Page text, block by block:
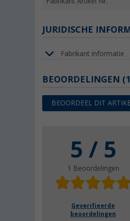
JURIDISCHE
Fabrikant informatie
BEOORDELINGEN
BEOORDEEL DIT
5 / 5
1 Beoordelingen
Geverifieerde
beoordelingen